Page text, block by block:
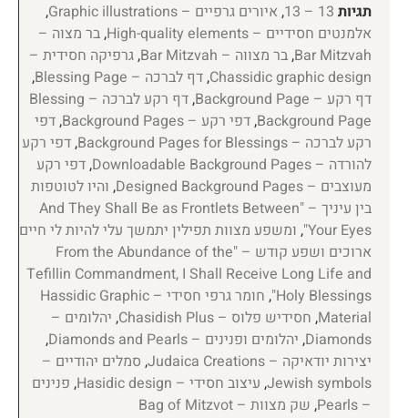
תגיות 13 – 13
, איורים גרפיים – Graphic illustrations
,
אלמנטים חסידיים – High-quality elements
,בר מצוה –
Bar Mitzvah
,בר מצווה – Bar Mitzvah ,גרפיקה חסידית –
Chassidic graphic design
,דף לברכה – Blessing Page
,
דף רקע – Background Page
,
דף רקע לברכה – Blessing
Background Page
,דפי רקע – Background Pages ,דפי
רקע לברכה – Background Pages for Blessings
,דפי רקע
להורדה – Downloadable Background Pages
,דפי רקע
מעוצבים – Designed Background Pages
, והיו לטוטפות
בין עיניך – "And They Shall Be as Frontlets Between
Your Eyes"
, ומשפע מצוות תפילין יתמשך עלי להיות לי חיים
ארוכים ושפע קודש – "From the Abundance of the
Tefillin Commandment, I Shall Receive Long Life and
Holy Blessings"
,
חומר גרפי חסידי – Hassidic Graphic
Material
, חסידיש פלוס – Chasidish Plus , יהלומים –
Diamonds
, יהלומים ופנינים – Diamonds and Pearls
,
יצירות יודאיקה – Judaica Creations
, סמלים יהודיים –
Jewish symbols
, עיצוב חסידי – Hasidic design , פנינים
– Pearls
, שק מצוות – Bag of Mitzvot